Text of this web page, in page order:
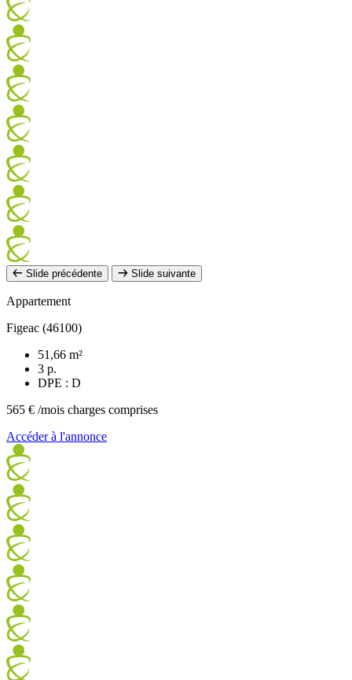
Slide précédente Slide suivante
Appartement
Figeac (46100)
51,66 m²
3 p.
DPE : D
565 € /mois charges comprises
Accéder à l'annonce